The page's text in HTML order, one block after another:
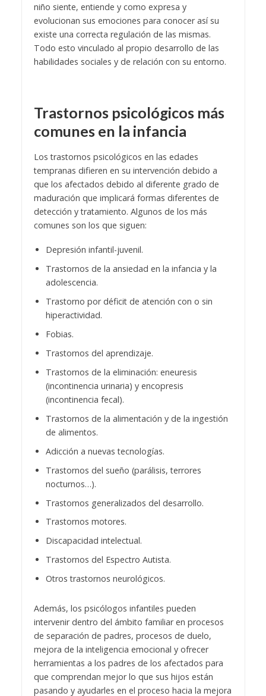
niño siente, entiende y como expresa y
evolucionan sus emociones para conocer así su
existe una correcta regulación de las mismas.
Todo esto vinculado al propio desarrollo de las
habilidades sociales y de relación con su entorno.
Trastornos psicológicos más
comunes en la infancia
Los trastornos psicológicos en las edades
tempranas difieren en su intervención debido a
que los afectados debido al diferente grado de
maduración que implicará formas diferentes de
detección y tratamiento. Algunos de los más
comunes son los que siguen:
Depresión infantil-juvenil.
Trastornos de la ansiedad en la infancia y la
adolescencia.
Trastorno por déficit de atención con o sin
hiperactividad.
Fobias.
Trastornos del aprendizaje.
Trastornos de la eliminación: eneuresis
(incontinencia urinaria) y encopresis
(incontinencia fecal).
Trastornos de la alimentación y de la ingestión
de alimentos.
Adicción a nuevas tecnologías.
Trastornos del sueño (parálisis, terrores
nocturnos…).
Trastornos generalizados del desarrollo.
Trastornos motores.
Discapacidad intelectual.
Trastornos del Espectro Autista.
Otros trastornos neurológicos.
Además, los psicólogos infantiles pueden
intervenir dentro del ámbito familiar en procesos
de separación de padres, procesos de duelo,
mejora de la inteligencia emocional y ofrecer
herramientas a los padres de los afectados para
que comprendan mejor lo que sus hijos están
pasando y ayudarles en el proceso hacia la mejora